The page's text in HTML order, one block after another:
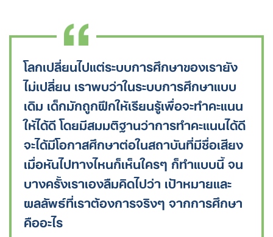
โลกเปลี่ยนไปแต่ระบบการศึกษาของเรายัง
ไม่เปลี่ยน เราพบว่าในระบบการศึกษาแบบ
เดิม เด็กมักถูกฝึกให้เรียนรู้เพื่อจะทำคะแนน
ให้ได้ดี โดยมีสมมติฐานว่าการทำคะแนนได้ดี
จะได้มีโอกาสศึกษาต่อในสถาบันที่มีชื่อเสียง
เมื่อหันไปทางไหนก็เห็นใครๆ ก็ทำแบบนี้ จน
บางครั้งเราเองลืมคิดไปว่า เป้าหมายและ
ผลลัพธ์ที่เราต้องการจริงๆ จากการศึกษา
คืออะไร